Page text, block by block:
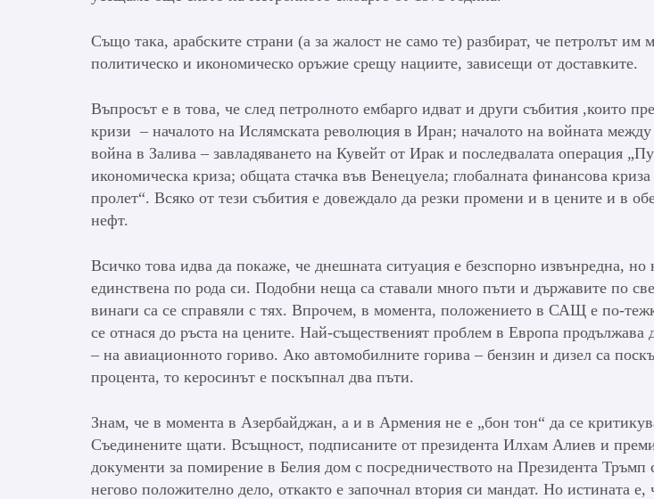
Също така, арабските страни (а за жалост не само те) разбират, че петролът им
политическо и икономическо оръжие срещу нациите, зависещи от доставките.
Въпросът е в това, че след петролното ембарго идват и други събития ,които
кризи – началото на Ислямската революция в Иран; началото на войната
война в Залива – завладяването на Кувейт от Ирак и последвалата операция
икономическа криза; общата стачка във Венецуела; глобалната финансова
пролет“. Всяко от тези събития е довеждало да резки промени и в цените и в
нефт.
Всичко това идва да покаже, че днешната ситуация е безспорно извънредна, но
единствена по рода си. Подобни неща са ставали много пъти и държавите по
винаги са се справяли с тях. Впрочем, в момента, положението в САЩ е по-
се отнася до ръста на цените. Най-същественият проблем в Европа продължава
– на авиационното гориво. Ако автомобилните горива – бензин и дизел са
процента, то керосинът е поскъпнал два пъти.
Знам, че в момента в Азербайджан, а и в Армения не е „бон тон“ да се
Съединените щати. Всъщност, подписаните от президента Илхам Алиев и
документи за помирение в Белия дом с посредничеството на Президента Тръмп
негово положително дело, откакто е започнал втория си мандат. Но истината е,